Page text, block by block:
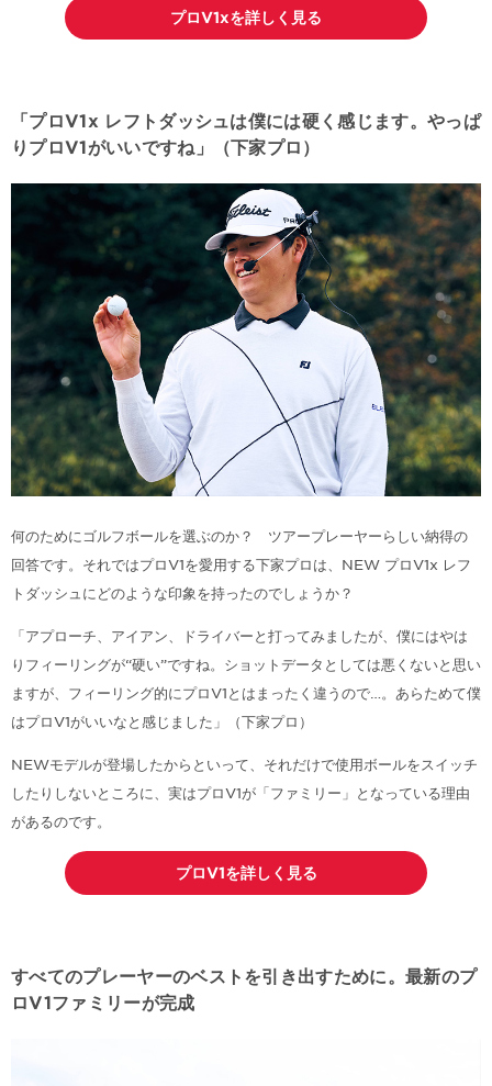
プロV1xを詳しく見る
「プロV1x レフトダッシュは僕には硬く感じます。やっぱ
りプロV1がいいですね」（下家プロ）
何のためにゴルフボールを選ぶのか？ ツアープレーヤーらしい納得の
回答です。それではプロV1を愛用する下家プロは、NEW プロV1x レフ
トダッシュにどのような印象を持ったのでしょうか？
「アプローチ、アイアン、ドライバーと打ってみましたが、僕にはやは
りフィーリングが“硬い”ですね。ショットデータとしては悪くないと思い
ますが、フィーリング的にプロV1とはまったく違うので…。あらためて僕
はプロV1がいいなと感じました」（下家プロ）
NEWモデルが登場したからといって、それだけで使用ボールをスイッチ
したりしないところに、実はプロV1が「ファミリー」となっている理由
があるのです。
プロV1を詳しく見る
すべてのプレーヤーのベストを引き出すために。最新のプ
ロV1ファミリーが完成